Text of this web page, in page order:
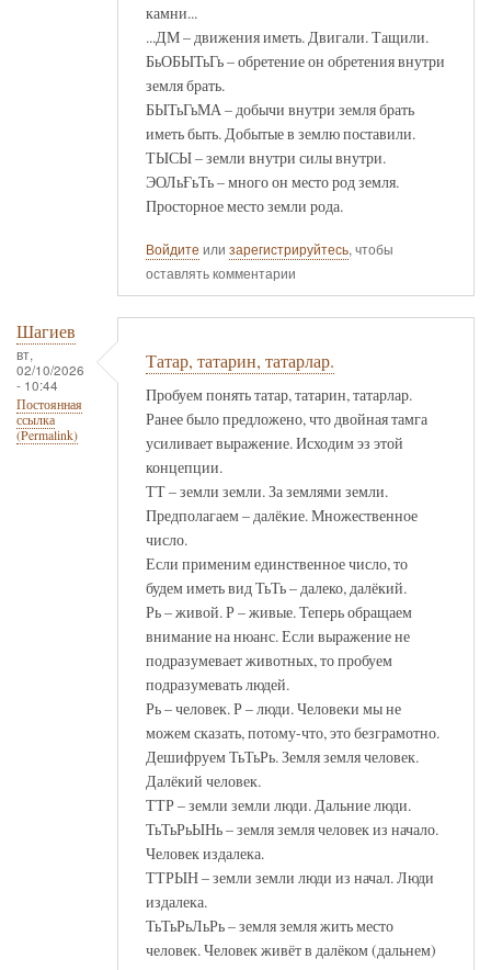
камни...
...ДМ – движения иметь. Двигали. Тащили.
БьОБЫТьГь – обретение он обретения внутри
земля брать.
БЫТьГьМА – добычи внутри земля брать
иметь быть. Добытые в землю поставили.
ТЫСЫ – земли внутри силы внутри.
ЭОЛьҒьТь – много он место род земля.
Просторное место земли рода.
Войдите или зарегистрируйтесь, чтобы
оставлять комментарии
Шагиев
вт,
02/10/2026
- 10:44
Постоянная
ссылка
(Permalink)
Татар, татарин, татарлар.
Пробуем понять татар, татарин, татарлар.
Ранее было предложено, что двойная тамга
усиливает выражение. Исходим эз этой
концепции.
ТТ – земли земли. За землями земли.
Предполагаем – далёкие. Множественное
число.
Если применим единственное число, то
будем иметь вид ТьТь – далеко, далёкий.
Рь – живой. Р – живые. Теперь обращаем
внимание на нюанс. Если выражение не
подразумевает животных, то пробуем
подразумевать людей.
Рь – человек. Р – люди. Человеки мы не
можем сказать, потому-что, это безграмотно.
Дешифруем ТьТьРь. Земля земля человек.
Далёкий человек.
ТТР – земли земли люди. Дальние люди.
ТьТьРьЫНь – земля земля человек из начало.
Человек издалека.
ТТРЫН – земли земли люди из начал. Люди
издалека.
ТьТьРьЛьРь – земля земля жить место
человек. Человек живёт в далёком (дальнем)